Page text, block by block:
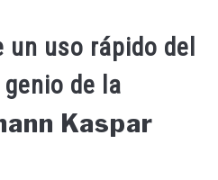
un uso rápido del
de la
Kaspar